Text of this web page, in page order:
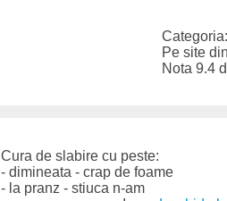
Categoria:
Pe site
Nota 9.4
Cura de slabire cu peste:
- dimineata - crap de foame
- la pranz - stiuca n-am